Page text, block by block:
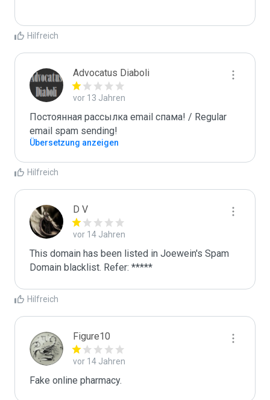
Hilfreich
Advocatus Diaboli
vor 13 Jahren
Постоянная рассылка email спама! / Regular
email spam sending!
Übersetzung anzeigen
Hilfreich
D V
vor 14 Jahren
This domain has been listed in Joewein's Spam
Domain blacklist. Refer: *****
Hilfreich
Figure10
vor 14 Jahren
Fake online pharmacy.